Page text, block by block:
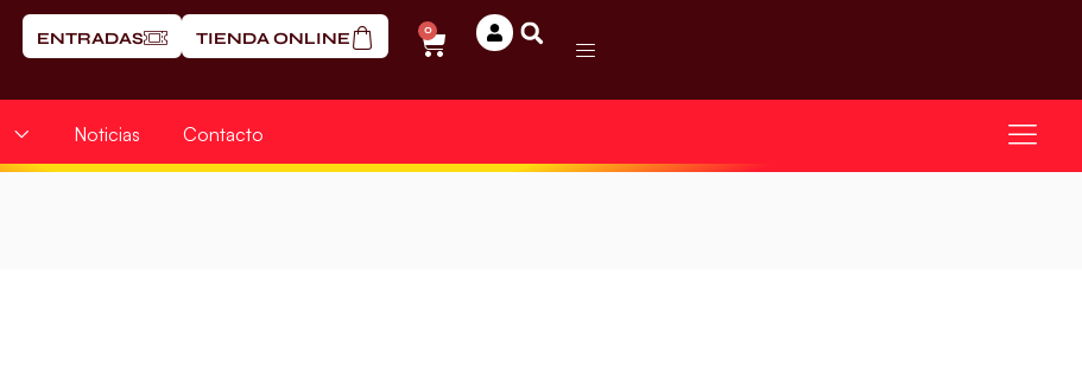
ENTRADAS TIENDA ONLINE 0
Noticias Contacto